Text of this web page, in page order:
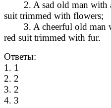
2. A sad old man with a
suit trimmed with flowers;
3. A cheerful old man
red suit trimmed with fur.
Ответы:
1. 1
2. 2
3. 2
4. 3